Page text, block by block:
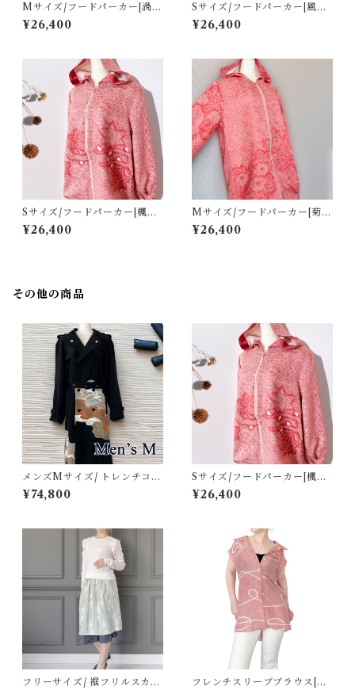
Mサイズ/フードパーカー[渦巻
き模様青色総絞り羽織]
¥26,400
Sサイズ/フードパーカー[風景
模様えんじ色総絞り羽織]
¥26,400
Sサイズ/フードパーカー[楓流
水模様ピンク色総絞り羽織]
¥26,400
Mサイズ/フードパーカー[菊花
模様淡ピンク色総絞り羽織]
¥26,400
その他の商品
メンズMサイズ/ トレンチコー
ト[金茶系道長取りに屋敷黒留
袖]
¥74,800
Sサイズ/フードパーカー[楓流
水模様ピンク色総絞り羽織]
¥26,400
フリーサイズ/ 裾フリルスカー
フレンチスリーブブラウス[曲